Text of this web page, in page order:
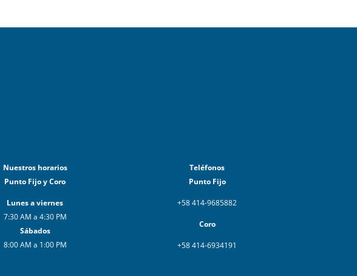
Nuestros horarios
Punto Fijo y Coro
Lunes a viernes
7:30 AM a 4:30 PM
Sábados
8:00 AM a 1:00 PM
Teléfonos
Punto Fijo
+58 414-9685882
Coro
+58 414-6934191